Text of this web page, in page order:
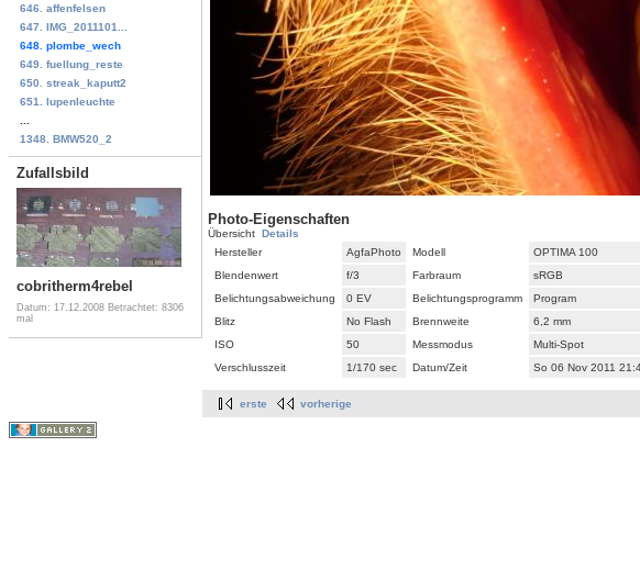
646. affenfelsen
647. IMG_2011101...
648. plombe_wech
649. fuellung_reste
650. streak_kaputt2
651. lupenleuchte
1348. BMW520_2
Zufallsbild
cobritherm4rebel
Datum: 17.12.2008 Betrachtet: 8306
mal
Photo-Eigenschaften
Übersicht Details
Hersteller
AgfaPhoto Modell
OPTIMA 100
Blendenwert
f/3 Farbraum
sRGB
Belichtungsabweichung
0 EV Belichtungsprogramm
Program
Blitz
No Flash Brennweite
6,2 mm
ISO
50 Messmodus
Multi-Spot
Verschlusszeit
1/170 sec Datum/Zeit So 06 Nov 2011
erste vorherige